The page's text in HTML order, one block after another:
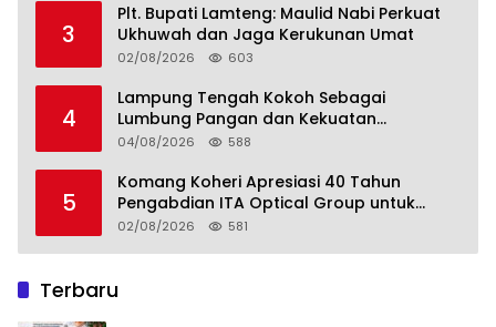
3
Plt. Bupati Lamteng: Maulid Nabi Perkuat
Ukhuwah dan Jaga Kerukunan Umat
02/08/2026 603
4
Lampung Tengah Kokoh Sebagai
Lumbung Pangan dan Kekuatan
Perkebunan Lampung, Komang Koheri:
Menuju Indonesia Emas 2045
04/08/2026 588
5
Komang Koheri Apresiasi 40 Tahun
Pengabdian ITA Optical Group untuk
Kesehatan Mata Masyarakat Lamteng
02/08/2026 581
Terbaru